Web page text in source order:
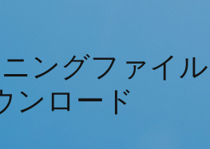
ングファイル
ンロード